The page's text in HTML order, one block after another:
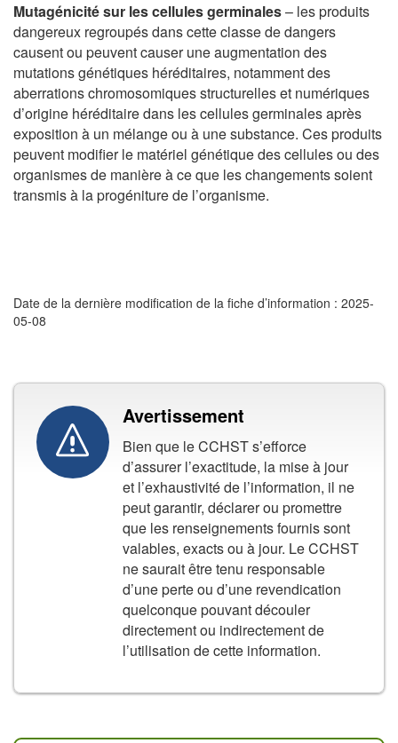
Mutagénicité sur les cellules germinales– les produits
dangereux regroupés dans cette classe de dangers
causent ou peuvent causer une augmentation des
mutations génétiques héréditaires, notamment des
aberrations chromosomiques structurelles et numériques
d’origine héréditaire dans les cellules germinales après
exposition à un mélange ou à une substance. Ces produits
peuvent modifier le matériel génétique des cellules ou des
organismes de manière à ce que les changements soient
transmis à la progéniture de l’organisme.
Date de la dernière modification de la fiche d’information : 2025-
05-08
Avertissement
Bien que le CCHST s’efforce
d’assurer l’exactitude, la mise à jour
et l’exhaustivité de l’information, il ne
peut garantir, déclarer ou promettre
que les renseignements fournis sont
valables, exacts ou à jour. Le CCHST
ne saurait être tenu responsable
d’une perte ou d’une revendication
quelconque pouvant découler
directement ou indirectement de
l’utilisation de cette information.